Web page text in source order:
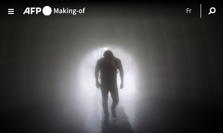
Aller au contenu principal